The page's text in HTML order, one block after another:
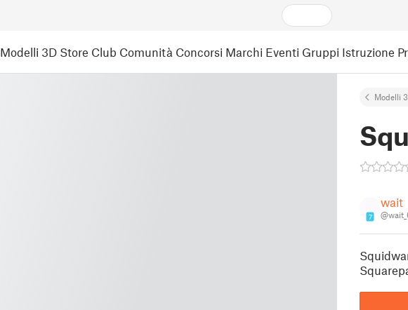
Modelli 3D Store Club Comunità Concorsi Marchi Eventi Gruppi Istruzione
Modelli
7
wait